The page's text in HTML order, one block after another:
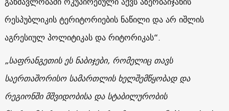
რესპუბლიკის ტერიტორიების ნაწილი და არ იშლის
აგრესიულ პოლიტიკას და რიტორიკას“.
„საფრანგეთის ეს ნაბიჯები, რომელიც თავს
საერთაშორისო სამართლის ხელშემწყობად და
რეგიონში მშვიდობისა და სტაბილურობის